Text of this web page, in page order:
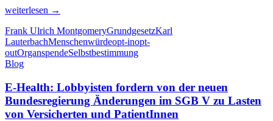
OrganspenderIn
wider
Willen?
weiterlesen →
Frank Ulrich MontgomeryGrundgesetzKarl
LauterbachMenschenwürdeopt-inopt-
outOrganspendeSelbstbestimmung
Blog
E-Health: Lobbyisten fordern von der neuen
Bundesregierung Änderungen im SGB V zu Lasten
von Versicherten und PatientInnen